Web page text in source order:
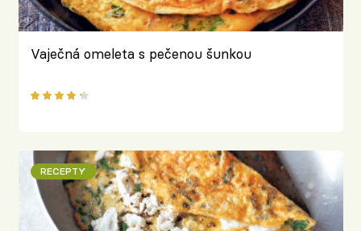
Vaječná omeleta s pečenou šunkou
RECEPTY